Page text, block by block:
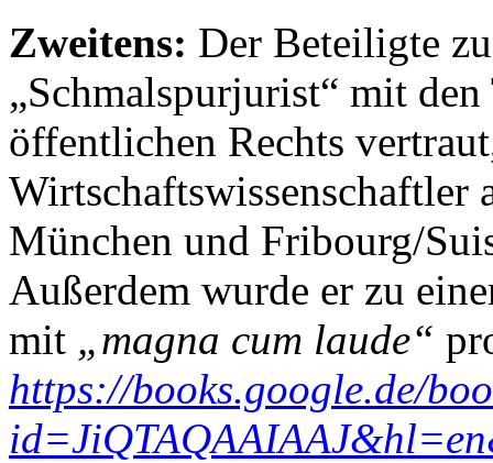
Zweitens: Der Beteiligte
„Schmalspurjurist“ mit
öffentlichen Rechts
Wirtschaftswissenschaftler
München und Fribourg/
Außerdem wurde er zu
mit „magna cum laude“
https://books.google.de/